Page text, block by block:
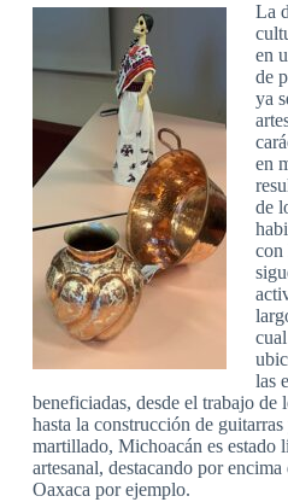
La
en
de
ya
en
de
con
las
beneficiadas, desde el trabajo de
hasta la construcción de
martillado, Michoacán es estado
artesanal, destacando por
Oaxaca por ejemplo.